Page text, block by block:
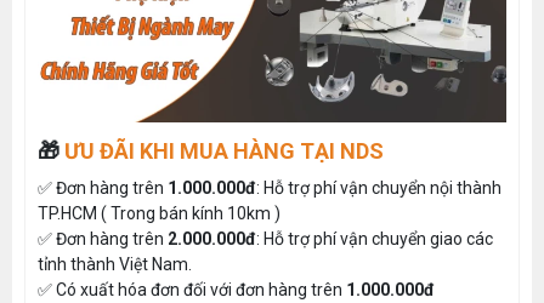
🎁 ƯU ĐÃI KHI MUA HÀNG TẠI NDS
✅ Đơn hàng trên 1.000.000đ: Hỗ trợ phí vận chuyển nội thành
TP.HCM ( Trong bán kính 10km )
✅ Đơn hàng trên 2.000.000đ: Hỗ trợ phí vận chuyển giao các
tỉnh thành Việt Nam.
✅ Có xuất hóa đơn đối với đơn hàng trên 1.000.000đ